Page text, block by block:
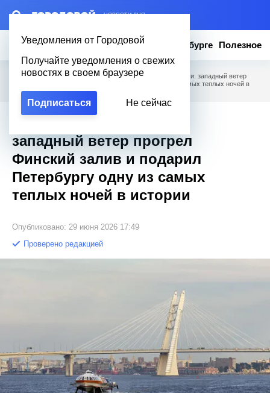
– НОВОСТИ ДНЯ
Уведомления от Городовой
Получайте уведомления о свежих
новостях в своем браузере
Подписаться Не сейчас
Новости Эксклюзив Вопросы о Петербурге Полезное
Городовой Новости Петербурга / Тропики под облаками: западный ветер
прогрел Финский залив и подарил Петербургу одну из самых теплых ночей в
истории
западный ветер прогрел
Финский залив и подарил
Петербургу одну из самых
теплых ночей в истории
Опубликовано: 29 июня 2026 17:49
Проверено редакцией